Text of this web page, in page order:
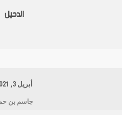
الدحيل
أبريل 3, 2021
جاسم بن